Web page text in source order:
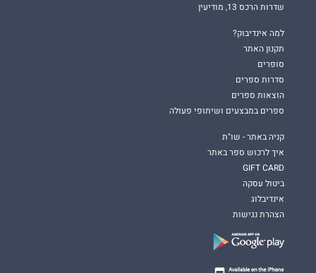
שדרות הרכס 13, מודיעין
למה אינדיבוק?
תקנון האתר
סופרים
סדרות ספרים
הוצאות ספרים
ספרים במבצעים ושיתופי פעולה
קניה באתר - שו"ת
איך לרכוש ספר באתר
GIFT CARD
ביטול עסקה
אינדיבלוג
הצהרת נגישות